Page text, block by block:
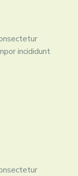
incididunt